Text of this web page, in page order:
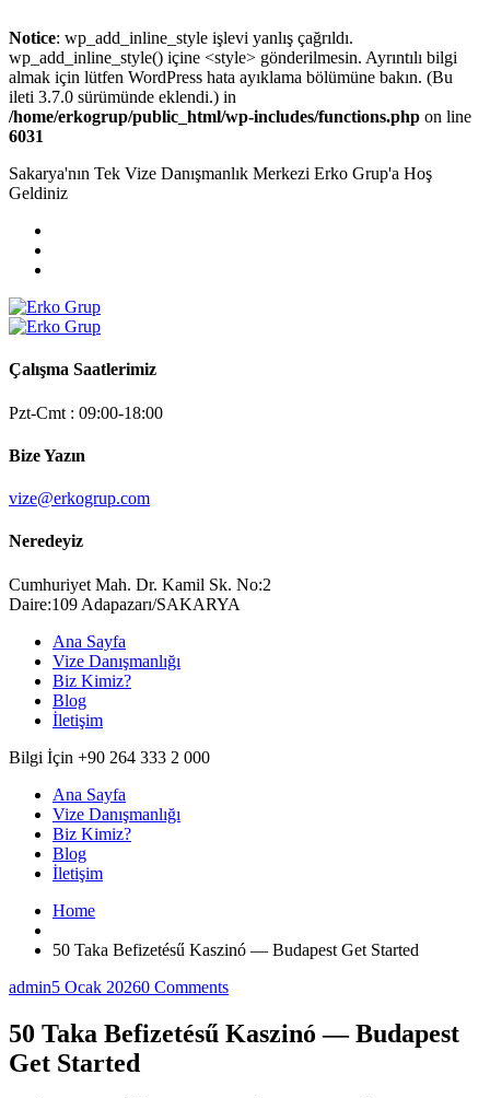
Notice: wp_add_inline_style işlevi yanlış çağrıldı.
wp_add_inline_style() içine <style> gönderilmesin. Ayrıntılı bilgi
almak için lütfen WordPress hata ayıklama bölümüne bakın. (Bu
ileti 3.7.0 sürümünde eklendi.) in
/home/erkogrup/public_html/wp-includes/functions.php on line
6031
Sakarya'nın Tek Vize Danışmanlık Merkezi Erko Grup'a Hoş
Geldiniz
Çalışma Saatlerimiz
Pzt-Cmt : 09:00-18:00
Bize Yazın
vize@erkogrup.com
Neredeyiz
Cumhuriyet Mah. Dr. Kamil Sk. No:2
Daire:109 Adapazarı/SAKARYA
Ana Sayfa
Vize Danışmanlığı
Biz Kimiz?
Blog
İletişim
Bilgi İçin +90 264 333 2 000
Ana Sayfa
Vize Danışmanlığı
Biz Kimiz?
Blog
İletişim
Home
50 Taka Befizetésű Kaszinó — Budapest Get Started
admin5 Ocak 20260 Comments
50 Taka Befizetésű Kaszinó — Budapest
Get Started